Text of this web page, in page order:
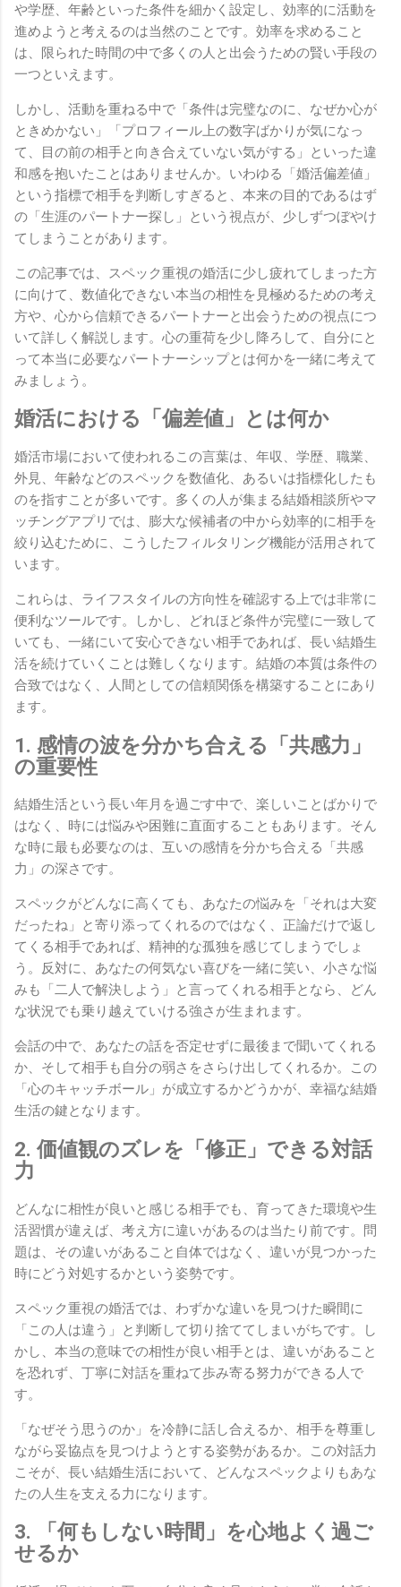
や学歴、年齢といった条件を細かく設定し、効率的に活動を
進めようと考えるのは当然のことです。効率を求めること
は、限られた時間の中で多くの人と出会うための賢い手段の
一つといえます。
しかし、活動を重ねる中で「条件は完璧なのに、なぜか心が
ときめかない」「プロフィール上の数字ばかりが気になっ
て、目の前の相手と向き合えていない気がする」といった違
和感を抱いたことはありませんか。いわゆる「婚活偏差値」
という指標で相手を判断しすぎると、本来の目的であるはず
の「生涯のパートナー探し」という視点が、少しずつぼやけ
てしまうことがあります。
この記事では、スペック重視の婚活に少し疲れてしまった方
に向けて、数値化できない本当の相性を見極めるための考え
方や、心から信頼できるパートナーと出会うための視点につ
いて詳しく解説します。心の重荷を少し降ろして、自分にと
って本当に必要なパートナーシップとは何かを一緒に考えて
みましょう。
婚活における「偏差値」とは何か
婚活市場において使われるこの言葉は、年収、学歴、職業、
外見、年齢などのスペックを数値化、あるいは指標化したも
のを指すことが多いです。多くの人が集まる結婚相談所やマ
ッチングアプリでは、膨大な候補者の中から効率的に相手を
絞り込むために、こうしたフィルタリング機能が活用されて
います。
これらは、ライフスタイルの方向性を確認する上では非常に
便利なツールです。しかし、どれほど条件が完璧に一致して
いても、一緒にいて安心できない相手であれば、長い結婚生
活を続けていくことは難しくなります。結婚の本質は条件の
合致ではなく、人間としての信頼関係を構築することにあり
ます。
1. 感情の波を分かち合える「共感力」
の重要性
結婚生活という長い年月を過ごす中で、楽しいことばかりで
はなく、時には悩みや困難に直面することもあります。そん
な時に最も必要なのは、互いの感情を分かち合える「共感
力」の深さです。
スペックがどんなに高くても、あなたの悩みを「それは大変
だったね」と寄り添ってくれるのではなく、正論だけで返し
てくる相手であれば、精神的な孤独を感じてしまうでしょ
う。反対に、あなたの何気ない喜びを一緒に笑い、小さな悩
みも「二人で解決しよう」と言ってくれる相手となら、どん
な状況でも乗り越えていける強さが生まれます。
会話の中で、あなたの話を否定せずに最後まで聞いてくれる
か、そして相手も自分の弱さをさらけ出してくれるか。この
「心のキャッチボール」が成立するかどうかが、幸福な結婚
生活の鍵となります。
2. 価値観のズレを「修正」できる対話
力
どんなに相性が良いと感じる相手でも、育ってきた環境や生
活習慣が違えば、考え方に違いがあるのは当たり前です。問
題は、その違いがあること自体ではなく、違いが見つかった
時にどう対処するかという姿勢です。
スペック重視の婚活では、わずかな違いを見つけた瞬間に
「この人は違う」と判断して切り捨ててしまいがちです。し
かし、本当の意味での相性が良い相手とは、違いがあること
を恐れず、丁寧に対話を重ねて歩み寄る努力ができる人で
す。
「なぜそう思うのか」を冷静に話し合えるか、相手を尊重し
ながら妥協点を見つけようとする姿勢があるか。この対話力
こそが、長い結婚生活において、どんなスペックよりもあな
たの人生を支える力になります。
3. 「何もしない時間」を心地よく過ご
せるか